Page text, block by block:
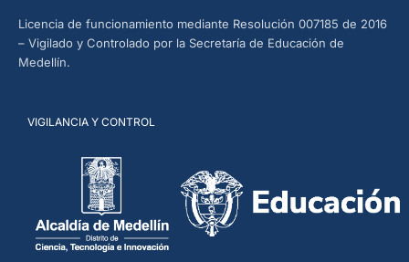
Licencia de funcionamiento mediante Resolución 007185 de 2016
– Vigilado y Controlado por la Secretaría de Educación de
Medellín.
VIGILANCIA Y CONTROL